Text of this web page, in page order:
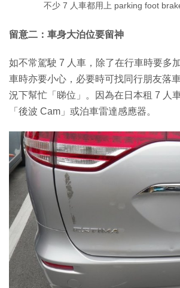
不少 7 人車都用上 parking foot
留意二：車身大泊位要留神
如不常駕駛 7 人車，除了在行車時要多
車時亦要小心，必要時可找同行朋友落
況下幫忙「睇位」。因為在日本租 7 人
「後波 Cam」或泊車雷達感應器。